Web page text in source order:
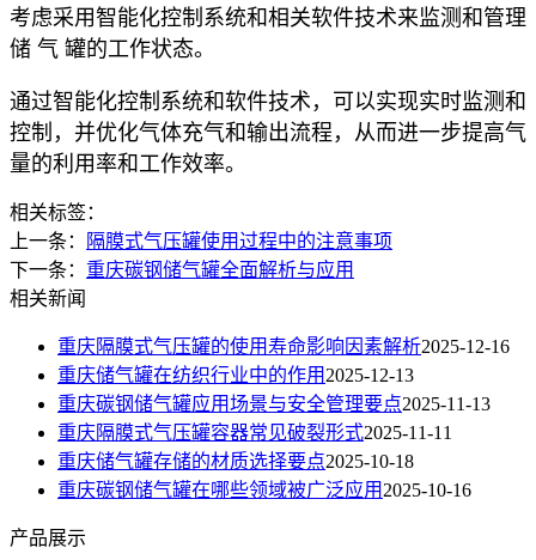
考虑采用智能化控制系统和相关软件技术来监测和管理
储 气 罐的工作状态。
通过智能化控制系统和软件技术，可以实现实时监测和
控制，并优化气体充气和输出流程，从而进一步提高气
量的利用率和工作效率。
相关标签：
上一条：
隔膜式气压罐使用过程中的注意事项
下一条： 重庆碳钢储气罐全面解析与应用
相关新闻
重庆隔膜式气压罐的使用寿命影响因素解析2025-12-16
重庆储气罐在纺织行业中的作用 2025-12-13
重庆碳钢储气罐应用场景与安全管理要点2025-11-13
重庆隔膜式气压罐容器常见破裂形式​2025-11-11
重庆储气罐存储的材质选择要点2025-10-18
重庆碳钢储气罐在哪些领域被广泛应用 2025-10-16
产品展示